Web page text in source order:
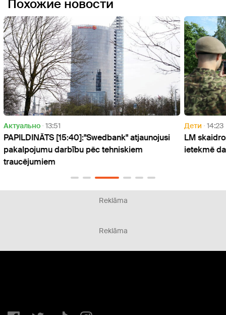
Похожие новости
Дети 14:23
LM skaidro, kā valsts aizsardzības dienests
ietekmē daudzbērnu ģimeņu atbalstu
Reklāma
Reklāma